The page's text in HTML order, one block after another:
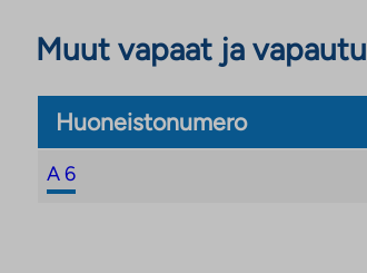
Muut vapaat ja
Huoneistonumero
A 6